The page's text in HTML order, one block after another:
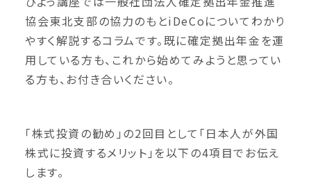
協会東北支部の協力のもとiDeCoについてわかり
やすく解説するコラムです。既に確定拠出年金を運
用している方も、これから始めてみようと思ってい
る方も、お付き合いください。
「株式投資の勧め」の2回目として「日本人が外国
株式に投資するメリット」を以下の4項目でお伝え
します。